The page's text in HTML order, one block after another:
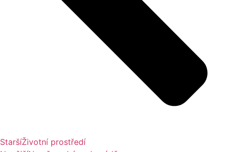
StaršíŽivotní prostředí